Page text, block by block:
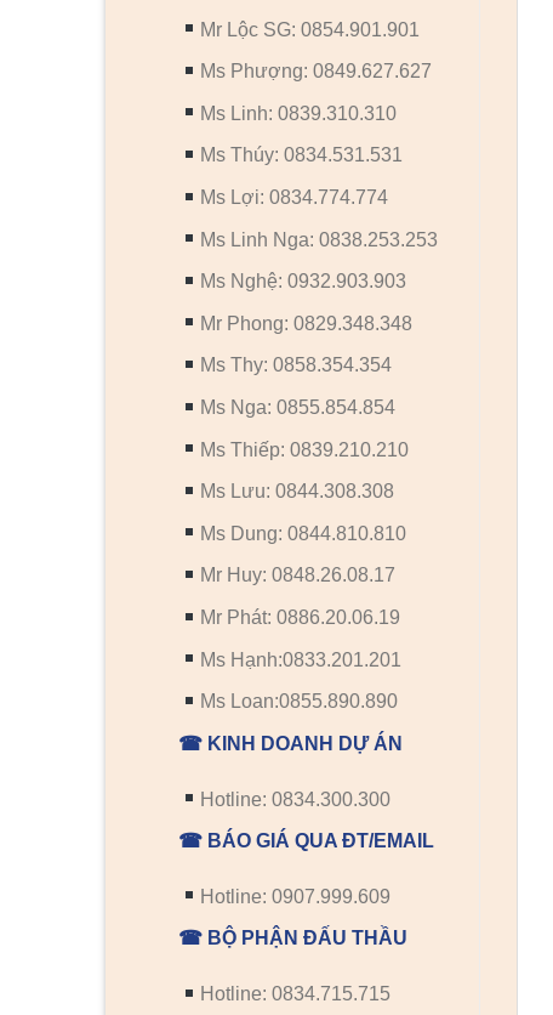
Mr Lộc SG: 0854.901.901
Ms Phượng: 0849.627.627
Ms Linh: 0839.310.310
Ms Thúy: 0834.531.531
Ms Lợi: 0834.774.774
Ms Linh Nga: 0838.253.253
Ms Nghệ: 0932.903.903
Mr Phong: 0829.348.348
Ms Thy: 0858.354.354
Ms Nga: 0855.854.854
Ms Thiếp: 0839.210.210
Ms Lưu: 0844.308.308
Ms Dung: 0844.810.810
Mr Huy: 0848.26.08.17
Mr Phát: 0886.20.06.19
Ms Hạnh:0833.201.201
Ms Loan:0855.890.890
☎ KINH DOANH DỰ ÁN
Hotline: 0834.300.300
☎ BÁO GIÁ QUA ĐT/EMAIL
Hotline: 0907.999.609
☎ BỘ PHẬN ĐẤU THẦU
Hotline: 0834.715.715